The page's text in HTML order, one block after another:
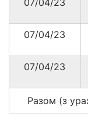
07/04/23
07/04/23
07/04/23
Разом (з